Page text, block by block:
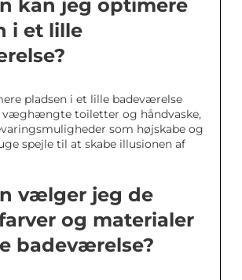
kan jeg optimere
i et lille
pladsen i et lille badeværelse
toiletter og håndvaske,
som højskabe og
spejle til at skabe illusionen af
vælger jeg de
og materialer
badeværelse?